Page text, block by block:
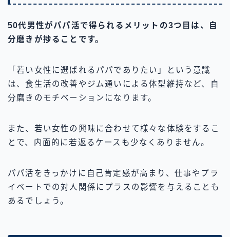
50代男性がパパ活で得られるメリットの3つ目は、自
分磨きが捗ることです。
「若い女性に選ばれるパパでありたい」という意識
は、食生活の改善やジム通いによる体型維持など、自
分磨きのモチベーションになります。
また、若い女性の興味に合わせて様々な体験をするこ
とで、内面的に若返るケースも少なくありません。
パパ活をきっかけに自己肯定感が高まり、仕事やプラ
イベートでの対人関係にプラスの影響を与えることも
あるでしょう。